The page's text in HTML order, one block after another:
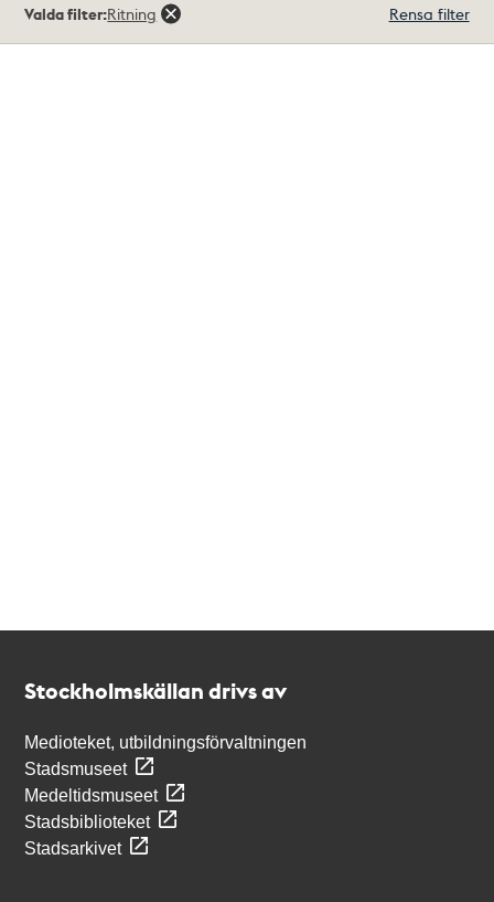
träffar
Valda filter:Ritning Rensa filter
Stockholmskällan drivs av
Medioteket, utbildningsförvaltningen
Stadsmuseet
Medeltidsmuseet
Stadsbiblioteket
Stadsarkivet